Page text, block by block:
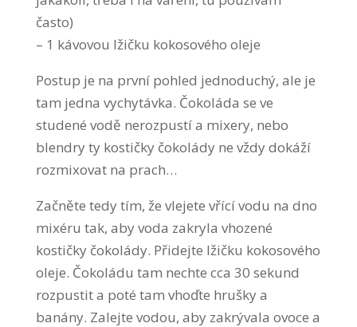
často)
– 1 kávovou lžičku kokosového oleje
Postup je na první pohled jednoduchý, ale je
tam jedna vychytávka. Čokoláda se ve
studené vodě nerozpustí a mixery, nebo
blendry ty kostičky čokolády ne vždy dokáží
rozmixovat na prach…
Začněte tedy tím, že vlejete vřící vodu na dno
mixéru tak, aby voda zakryla vhozené
kostičky čokolády. Přidejte lžičku kokosového
oleje. Čokoládu tam nechte cca 30 sekund
rozpustit a poté tam vhoďte hrušky a
banány. Zalejte vodou, aby zakrývala ovoce a